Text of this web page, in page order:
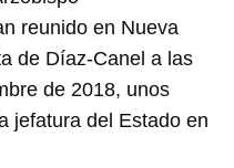
reunido en Nueva
de Díaz-Canel a las
de 2018, unos
jefatura del Estado en